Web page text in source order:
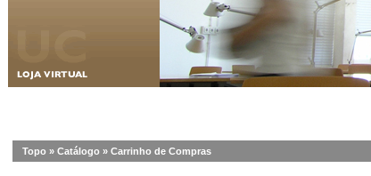
Topo » Catálogo » Carrinho de Compras